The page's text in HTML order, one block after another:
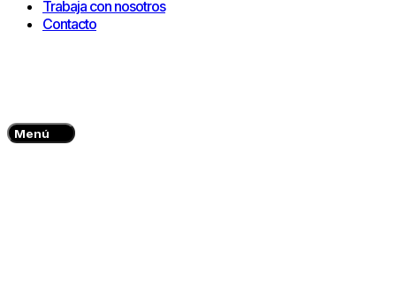
Trabaja con nosotros
Contacto
Menú